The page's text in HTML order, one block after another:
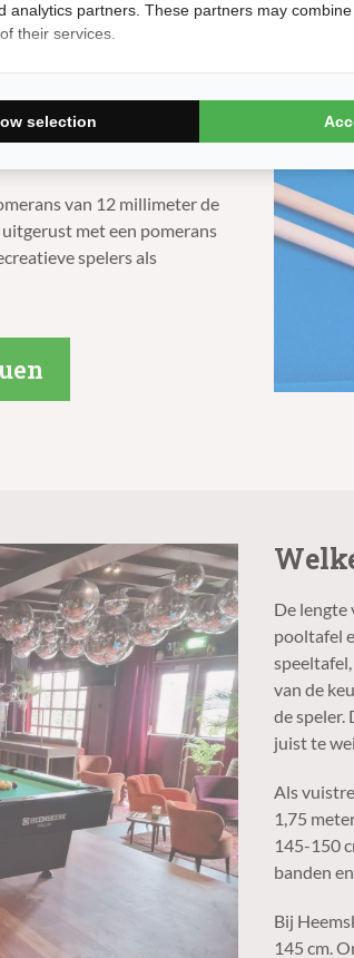
bij het kiezen van de
voor de pomerans
ook. Over het algemeen geldt
terwijl een bredere
die graag effect spelen,
van 12 millimeter de
met een pomerans
spelers als
De lengte
pooltafel
van de
de speler.
juist te
Als
1,75
145-150
banden
Bij
145 cm.
partners. These partners may
their services.
selection